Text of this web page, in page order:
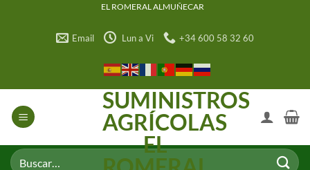
EL ROMERAL ALMUÑECAR
Email Lun a Vi +34 600 58 32 60
SUMINISTROS
AGRÍCOLAS
EL
Buscar